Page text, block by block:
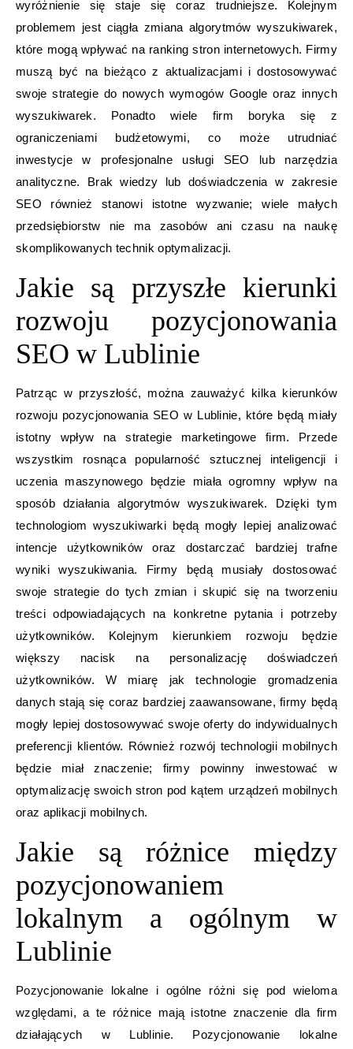
wyróżnienie się staje się coraz trudniejsze. Kolejnym
problemem jest ciągła zmiana algorytmów wyszukiwarek,
które mogą wpływać na ranking stron internetowych. Firmy
muszą być na bieżąco z aktualizacjami i dostosowywać
swoje strategie do nowych wymogów Google oraz innych
wyszukiwarek. Ponadto wiele firm boryka się z
ograniczeniami budżetowymi, co może utrudniać
inwestycje w profesjonalne usługi SEO lub narzędzia
analityczne. Brak wiedzy lub doświadczenia w zakresie
SEO również stanowi istotne wyzwanie; wiele małych
przedsiębiorstw nie ma zasobów ani czasu na naukę
skomplikowanych technik optymalizacji.
Jakie są przyszłe kierunki
rozwoju pozycjonowania
SEO w Lublinie
Patrząc w przyszłość, można zauważyć kilka kierunków
rozwoju pozycjonowania SEO w Lublinie, które będą miały
istotny wpływ na strategie marketingowe firm. Przede
wszystkim rosnąca popularność sztucznej inteligencji i
uczenia maszynowego będzie miała ogromny wpływ na
sposób działania algorytmów wyszukiwarek. Dzięki tym
technologiom wyszukiwarki będą mogły lepiej analizować
intencje użytkowników oraz dostarczać bardziej trafne
wyniki wyszukiwania. Firmy będą musiały dostosować
swoje strategie do tych zmian i skupić się na tworzeniu
treści odpowiadających na konkretne pytania i potrzeby
użytkowników. Kolejnym kierunkiem rozwoju będzie
większy nacisk na personalizację doświadczeń
użytkowników. W miarę jak technologie gromadzenia
danych stają się coraz bardziej zaawansowane, firmy będą
mogły lepiej dostosowywać swoje oferty do indywidualnych
preferencji klientów. Również rozwój technologii mobilnych
będzie miał znaczenie; firmy powinny inwestować w
optymalizację swoich stron pod kątem urządzeń mobilnych
oraz aplikacji mobilnych.
Jakie są różnice między
pozycjonowaniem
lokalnym a ogólnym w
Lublinie
Pozycjonowanie lokalne i ogólne różni się pod wieloma
względami, a te różnice mają istotne znaczenie dla firm
działających w Lublinie. Pozycjonowanie lokalne